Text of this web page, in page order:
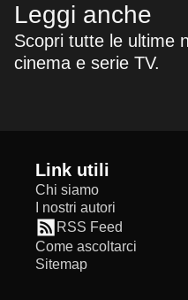
Leggi anche
Scopri tutte le ultime
cinema e serie TV.
Link utili
Chi siamo
I nostri autori
RSS Feed
Come ascoltarci
Sitemap